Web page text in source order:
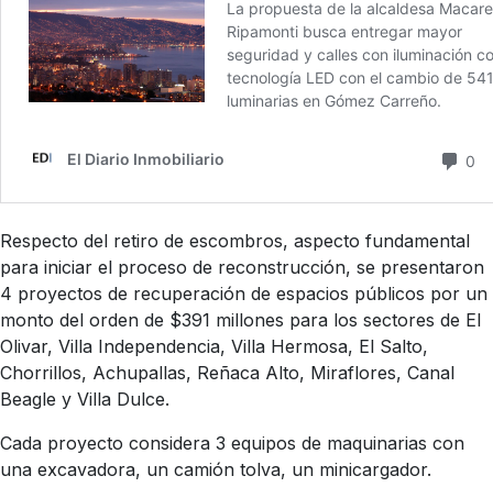
Respecto del retiro de escombros, aspecto fundamental
para iniciar el proceso de reconstrucción, se presentaron
4 proyectos de recuperación de espacios públicos por un
monto del orden de $391 millones para los sectores de El
Olivar, Villa Independencia, Villa Hermosa, El Salto,
Chorrillos, Achupallas, Reñaca Alto, Miraflores, Canal
Beagle y Villa Dulce.
Cada proyecto considera 3 equipos de maquinarias con
una excavadora, un camión tolva, un minicargador.